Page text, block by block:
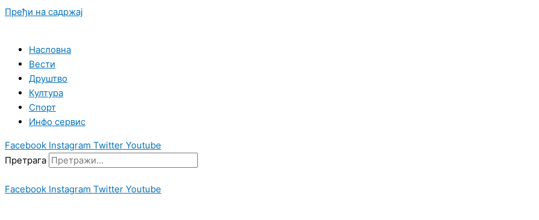
Пређи на садржај
Насловна
Вести
Друштво
Култура
Спорт
Инфо сервис
Facebook Instagram Twitter Youtube
Претрага
Facebook Instagram Twitter Youtube